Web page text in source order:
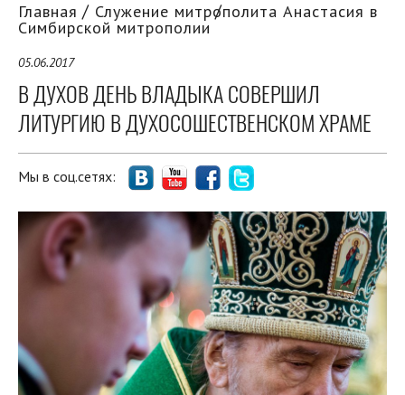
Главная Служение митрополита Анастасия в
Симбирской митрополии
05.06.2017
В ДУХОВ ДЕНЬ ВЛАДЫКА СОВЕРШИЛ
ЛИТУРГИЮ В ДУХОСОШЕСТВЕНСКОМ ХРАМЕ
Мы в соц.сетях: